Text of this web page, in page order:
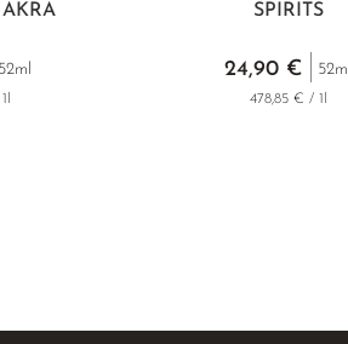
52ml
SPIRITS
24,90 € 52ml
478,85 € / 1l